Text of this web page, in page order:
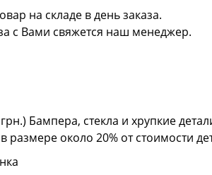
на складе в день заказа.
с Вами свяжется наш менеджер.
Бампера, стекла и хрупкие
размере около 20% от стоимости